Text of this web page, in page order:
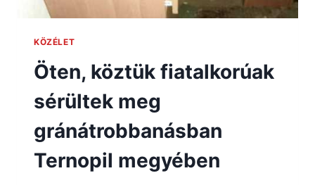
KÖZÉLET
Öten, köztük fiatalkorúak
sérültek meg
gránátrobbanásban
Ternopil megyében